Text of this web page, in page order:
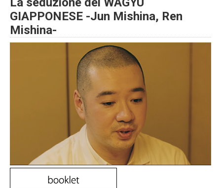
GIAPPONESE -Jun Mishina, Ren
Mishina-